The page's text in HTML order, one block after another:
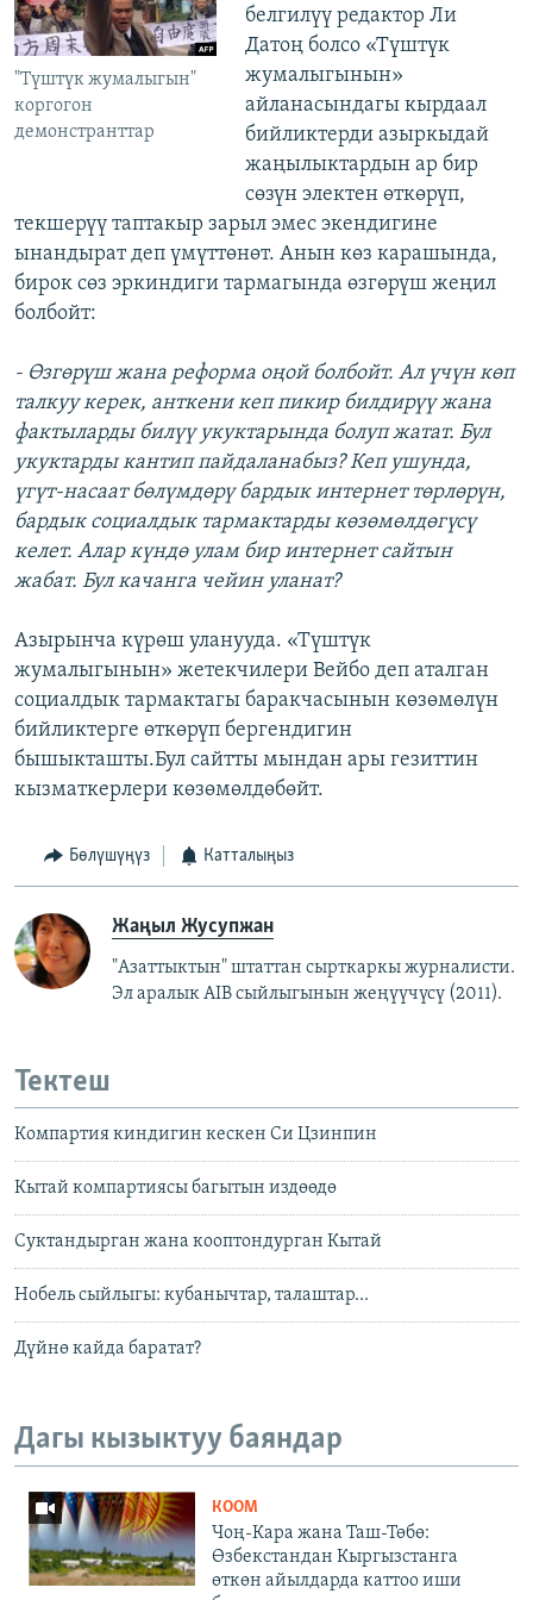
"Түштүк жумалыгын"
коргогон
демонстранттар
белгилүү редактор Ли
Датоң болсо «Түштүк
жумалыгынын»
айланасындагы кырдаал
бийликтерди азыркыдай
жаңылыктардын ар бир
сөзүн электен өткөрүп,
текшерүү таптакыр зарыл эмес экендигине
ынандырат деп үмүттөнөт. Анын көз карашында,
бирок сөз эркиндиги тармагында өзгөрүш жеңил
болбойт:
- Өзгөрүш жана реформа оңой болбойт. Ал үчүн көп
талкуу керек, анткени кеп пикир билдирүү жана
фактыларды билүү укуктарында болуп жатат. Бул
укуктарды кантип пайдаланабыз? Кеп ушунда,
үгүт-насаат бөлүмдөрү бардык интернет төрлөрүн,
бардык социалдык тармактарды көзөмөлдөгүсү
келет. Алар күндө улам бир интернет сайтын
жабат. Бул качанга чейин уланат?
Азырынча күрөш уланууда. «Түштүк
жумалыгынын» жетекчилери Вейбо деп аталган
социалдык тармактагы баракчасынын көзөмөлүн
бийликтерге өткөрүп бергендигин
бышыкташты.Бул сайтты мындан ары гезиттин
кызматкерлери көзөмөлдөбөйт.
Бөлүшүңүз Катталыңыз
Жаңыл Жусупжан
"Азаттыктын" штаттан сырткаркы журналисти.
Эл аралык AIB сыйлыгынын жеңүүчүсү (2011).
Тектеш
Компартия киндигин кескен Си Цзинпин
Кытай компартиясы багытын издөөдө
Суктандырган жана кооптондурган Кытай
Нобель сыйлыгы: кубанычтар, талаштар...
Дүйнө кайда баратат?
Дагы кызыктуу баяндар
КООМ
Чоң-Кара жана Таш-Төбө:
Өзбекстандан Кыргызстанга
өткөн айылдарда каттоо иши